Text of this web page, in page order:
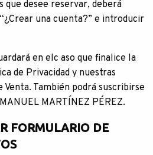
que desee reservar, deberá
una cuenta?” e introducir
en elc aso que finalice la
de Privacidad y nuestras
Venta. También podrá suscribirse
MARTÍNEZ PÉREZ.
FORMULARIO DE